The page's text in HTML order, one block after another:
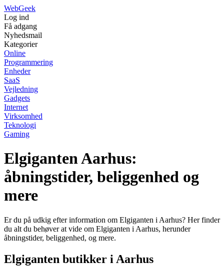
WebGeek
Log ind
Få adgang
Nyhedsmail
Kategorier
Online
Programmering
Enheder
SaaS
Vejledning
Gadgets
Internet
Virksomhed
Teknologi
Gaming
Elgiganten Aarhus:
åbningstider, beliggenhed og
mere
Er du på udkig efter information om Elgiganten i Aarhus? Her finder
du alt du behøver at vide om Elgiganten i Aarhus, herunder
åbningstider, beliggenhed, og mere.
Elgiganten butikker i Aarhus